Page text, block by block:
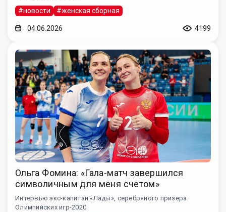
#новости #женская сборная
04.06.2026 4199
Ольга Фомина: «Гала-матч завершился
символичным для меня счетом»
Интервью экс-капитан «Лады», серебряного призера
Олимпийских игр-2020